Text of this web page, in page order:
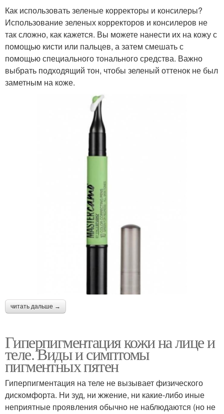
Как использовать зеленые корректоры и консилеры?
Использование зеленых корректоров и консилеров не
так сложно, как кажется. Вы можете нанести их на кожу с
помощью кисти или пальцев, а затем смешать с
помощью специального тонального средства. Важно
выбрать подходящий тон, чтобы зеленый оттенок не был
заметным на коже.
читать дальше →
Гиперпигментация кожи на лице и
теле. Виды и симптомы
пигментных пятен
Гиперпигментация на теле не вызывает физического
дискомфорта. Ни зуд, ни жжение, ни какие-либо иные
неприятные проявления обычно не наблюдаются (но не